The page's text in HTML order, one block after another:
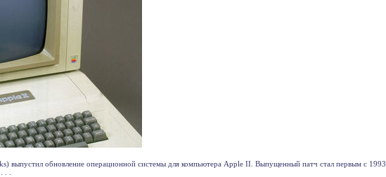
выпустил обновление операционной системы для компьютера Apple II. Выпущенный патч стал первым с 1993
. .